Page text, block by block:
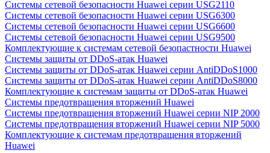
Системы сетевой безопасности Huawei серии USG2110
Системы сетевой безопасности Huawei серии USG6300
Системы сетевой безопасности Huawei серии USG6600
Системы сетевой безопасности Huawei серии USG9500
Комплектующие к системам сетевой безопастности Huawei
Системы защиты от DDoS-атак Huawei
Системы защиты от DDoS-атак Huawei серии AntiDDoS1000
Системы защиты от DDoS-атак Huawei серии AntiDDoS8000
Комплектующие к системам защиты от DDoS-атак Huawei
Системы предотвращения вторжений Huawei
Системы предотвращения вторжений Huawei серии NIP 2000
Системы предотвращения вторжений Huawei серии NIP 5000
Комплектующие к системам предотвращения вторжений
Huawei